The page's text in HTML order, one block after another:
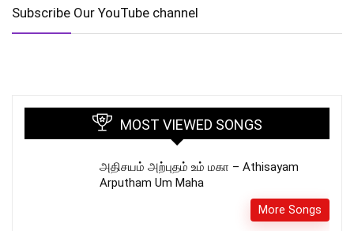
Subscribe Our YouTube channel
MOST VIEWED SONGS
அதிசயம் அற்புதம் உம் மகா – Athisayam
Arputham Um Maha
More Songs